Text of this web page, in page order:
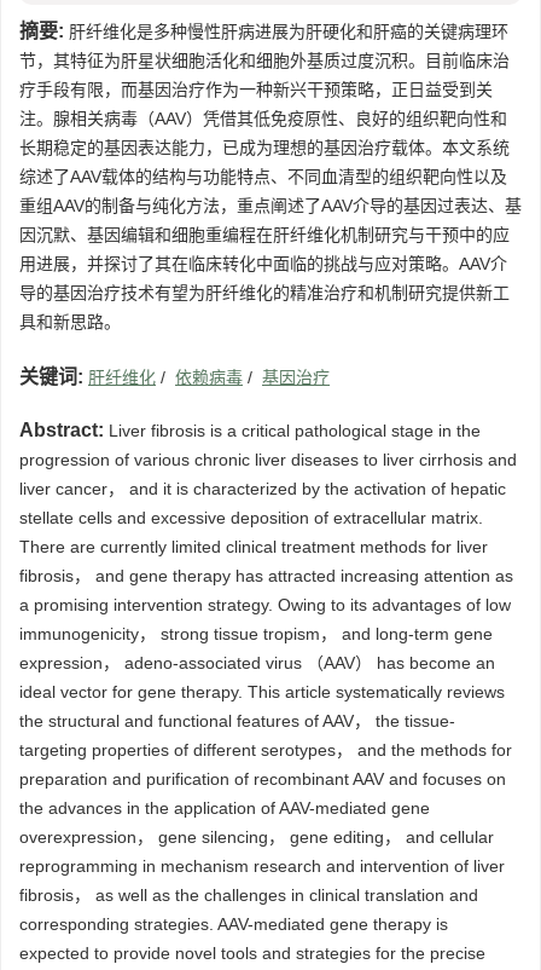
摘要: 肝纤维化是多种慢性肝病进展为肝硬化和肝癌的关键病理环
节，其特征为肝星状细胞活化和细胞外基质过度沉积。目前临床治
疗手段有限，而基因治疗作为一种新兴干预策略，正日益受到关
注。腺相关病毒（AAV）凭借其低免疫原性、良好的组织靶向性和
长期稳定的基因表达能力，已成为理想的基因治疗载体。本文系统
综述了AAV载体的结构与功能特点、不同血清型的组织靶向性以及
重组AAV的制备与纯化方法，重点阐述了AAV介导的基因过表达、基
因沉默、基因编辑和细胞重编程在肝纤维化机制研究与干预中的应
用进展，并探讨了其在临床转化中面临的挑战与应对策略。AAV介
导的基因治疗技术有望为肝纤维化的精准治疗和机制研究提供新工
具和新思路。
关键词: 肝纤维化 / 依赖病毒 / 基因治疗
Abstract: Liver fibrosis is a critical pathological stage in the
progression of various chronic liver diseases to liver cirrhosis and
liver cancer， and it is characterized by the activation of hepatic
stellate cells and excessive deposition of extracellular matrix.
There are currently limited clinical treatment methods for liver
fibrosis， and gene therapy has attracted increasing attention as
a promising intervention strategy. Owing to its advantages of low
immunogenicity， strong tissue tropism， and long-term gene
expression， adeno-associated virus （AAV） has become an
ideal vector for gene therapy. This article systematically reviews
the structural and functional features of AAV， the tissue-
targeting properties of different serotypes， and the methods for
preparation and purification of recombinant AAV and focuses on
the advances in the application of AAV-mediated gene
overexpression， gene silencing， gene editing， and cellular
reprogramming in mechanism research and intervention of liver
fibrosis， as well as the challenges in clinical translation and
corresponding strategies. AAV-mediated gene therapy is
expected to provide novel tools and strategies for the precise